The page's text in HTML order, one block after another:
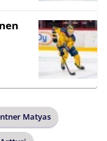
Matyas